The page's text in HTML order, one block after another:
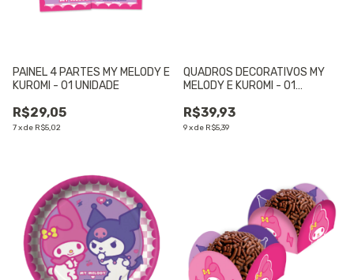
PAINEL 4 PARTES MY MELODY E
KUROMI - 01 UNIDADE
R$29,05
7xde R$5,02
QUADROS DECORATIVOS MY
MELODY E KUROMI - 01
R$39,93
9xde R$5,39